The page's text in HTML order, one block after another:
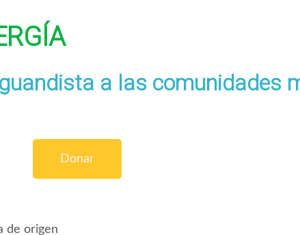
a las comunidades
Donar
de origen